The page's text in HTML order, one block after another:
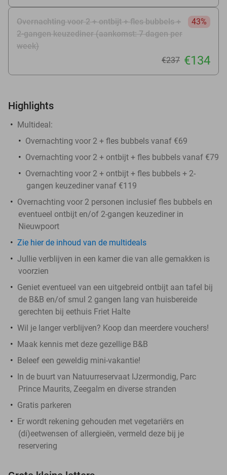
Overnachting voor 2 + ontbijt + fles bubbels +
2-gangen keuzediner (aankomst: 7 dagen per
week)
43%
€237 €134
Highlights
Multideal:
Overnachting voor 2 + fles bubbels vanaf €69
Overnachting voor 2 + ontbijt + fles bubbels vanaf €79
Overnachting voor 2 + ontbijt + fles bubbels + 2-
gangen keuzediner vanaf €119
Overnachting voor 2 personen inclusief fles bubbels en
eventueel ontbijt en/of 2-gangen keuzediner in
Nieuwpoort
Zie hier de inhoud van de multideals
Jullie verblijven in een kamer die van alle gemakken is
voorzien
Geniet eventueel van een uitgebreid ontbijt aan tafel bij
de B&B en/of smul 2 gangen lang van huisbereide
gerechten bij eethuis Friet Halte
Wil je langer verblijven? Koop dan meerdere vouchers!
Maak kennis met deze gezellige B&B
Beleef een geweldig mini-vakantie!
In de buurt van Natuurreservaat IJzermondig, Parc
Prince Maurits, Zeegalm en diverse stranden
Gratis parkeren
Er wordt rekening gehouden met vegetariërs en
(di)eetwensen of allergieën, vermeld deze bij je
reservering